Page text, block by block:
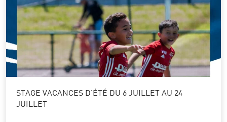
STAGE VACANCES D’ÉTÉ DU 6 JUILLET AU 24
JUILLET